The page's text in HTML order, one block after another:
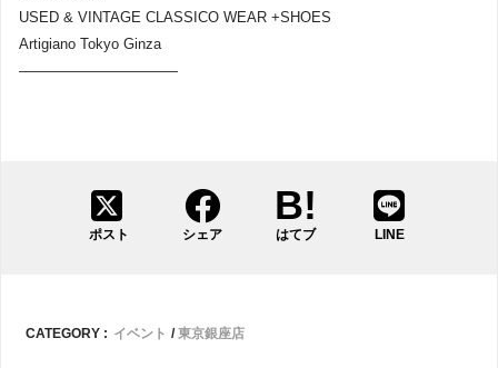
USED & VINTAGE CLASSICO WEAR +SHOES
Artigiano Tokyo Ginza
———————————
ポスト シェア はてブ LINE
CATEGORY : イベント 東京銀座店